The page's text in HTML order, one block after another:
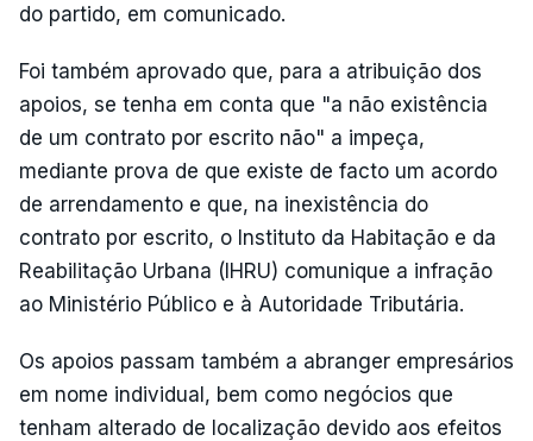
do partido, em comunicado.
Foi também aprovado que, para a atribuição dos
apoios, se tenha em conta que "a não existência
de um contrato por escrito não" a impeça,
mediante prova de que existe de facto um acordo
de arrendamento e que, na inexistência do
contrato por escrito, o Instituto da Habitação e da
Reabilitação Urbana (IHRU) comunique a infração
ao Ministério Público e à Autoridade Tributária.
Os apoios passam também a abranger empresários
em nome individual, bem como negócios que
tenham alterado de localização devido aos efeitos